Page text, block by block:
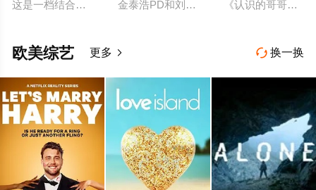
这是一档结合音乐+美食+答题的新综艺。由申东烨、SHINee
金泰浩PD和刘在锡一起合作的MBC新综
《认识的哥哥》
 换一换
欧美综艺 更多 